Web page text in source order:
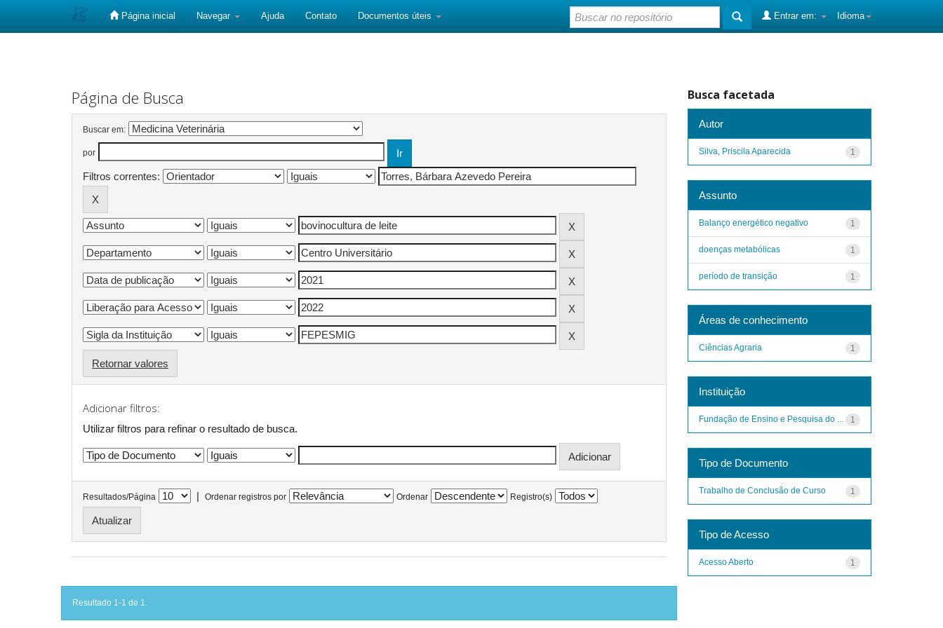
Página inicial Navegar Ajuda Contato Documentos úteis Idioma
Entrar em:
Página de Busca
Buscar em:
por
Filtros correntes:
Retornar valores
Adicionar filtros:
Utilizar filtros para refinar o resultado de busca.
Resultados/Página | Ordenar registros por Ordenar Registro(s)
Resultado 1-1 de 1.
Busca facetada
Autor
1
Silva, Priscila Aparecida
Assunto
1
Balanço energético negativo
1
doenças metabólicas
1
período de transição
Áreas de conhecimento
1
Ciências Agraria
Instituição
1
Fundação de Ensino e Pesquisa do ...
Tipo de Documento
1
Trabalho de Conclusão de Curso
Tipo de Acesso
1
Acesso Aberto